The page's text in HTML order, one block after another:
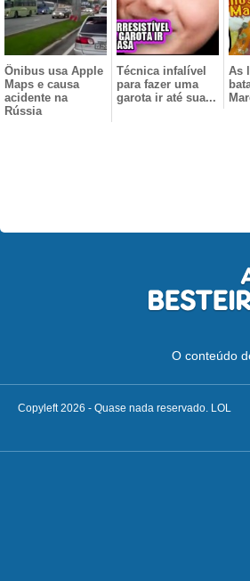
Ônibus usa Apple
Maps e causa
acidente na
Rússia
Técnica infalível
para fazer uma
garota ir até sua...
As
O conteúdo
Copyleft 2026 - Quase nada reservado. LOL